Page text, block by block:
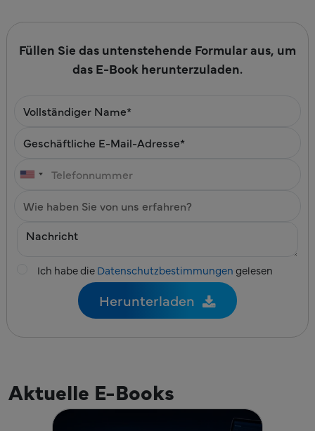
Füllen Sie das untenstehende Formular aus, um
das E-Book herunterzuladen.
Ich habe dieDatenschutzbestimmungengelesen
Aktuelle E-Books